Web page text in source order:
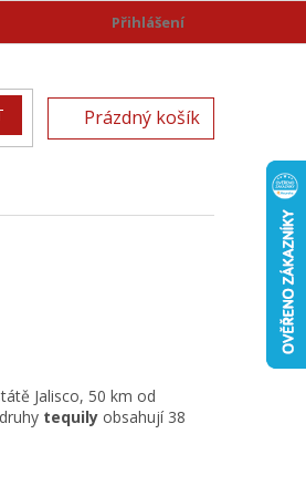
Přihlášení
NÁKUPNÍ
KOŠÍK
Prázdný košík
Jalisco, 50 km od
tequily obsahují 38